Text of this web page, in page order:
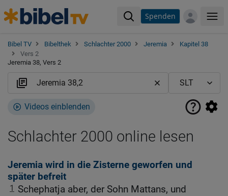
Spenden
Bibel TV Bibelthek Schlachter 2000 Jeremia
Kapitel 38
Vers 2
Jeremia 38, Vers 2
Videos einblenden
Schlachter 2000 online lesen
Jeremia wird in die Zisterne geworfen und
später befreit
1
Schephatja aber, der Sohn Mattans, und